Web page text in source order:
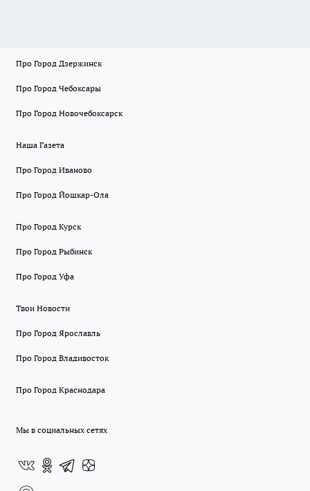
Про Город Дзержинск
Про Город Чебоксары
Про Город Новочебоксарск
Наша Газета
Про Город Иваново
Про Город Йошкар-Ола
Про Город Курск
Про Город Рыбинск
Про Город Уфа
Твои Новости
Про Город Ярославль
Про Город Владивосток
Про Город Краснодара
Мы в социальных сетях